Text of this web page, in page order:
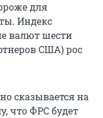
для
Индекс
валют шести
США) рос
сказывается на
что ФРС будет